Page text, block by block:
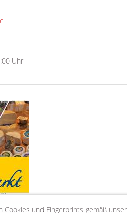
Cookies und Fingerprints gemäß
Uhr